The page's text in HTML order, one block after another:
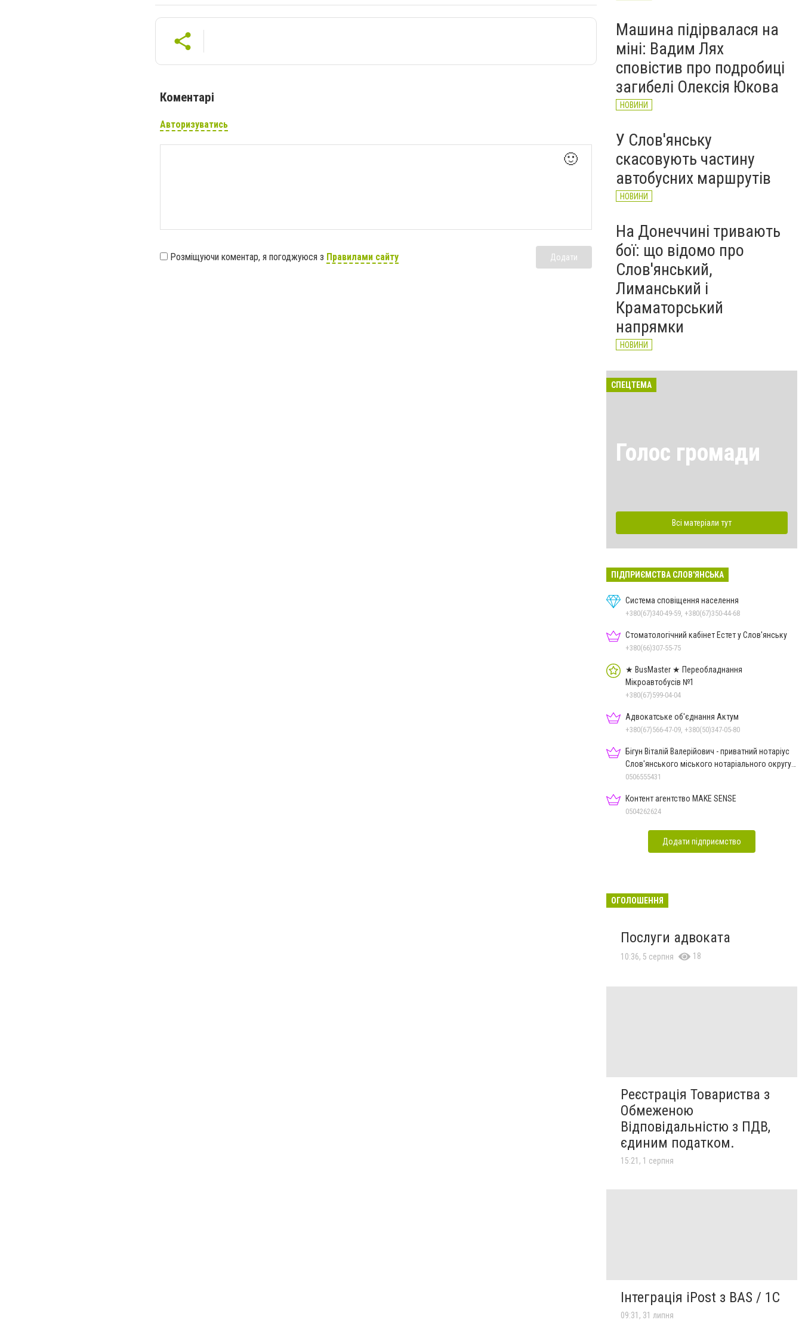
Коментарі
Авторизуватись
🙂
Розміщуючи коментар, я погоджуюся з Правилами сайту Додати
Машина підірвалася на
міні: Вадим Лях
сповістив про подробиці
загибелі Олексія Юкова
НОВИНИ
У Слов'янську
скасовують частину
автобусних маршрутів
НОВИНИ
На Донеччині тривають
бої: що відомо про
Слов'янський,
Лиманський і
Краматорський
напрямки
НОВИНИ
СПЕЦТЕМА
Голос громади
Всі матеріали тут
ПІДПРИЄМСТВА СЛОВ'ЯНСЬКА
Система сповіщення населення
+380(67)340-49-59, +380(67)350-44-68
Стоматологічний кабінет Естет у Слов'янську
+380(66)307-55-75
★ BusMaster ★ Переобладнання
Мікроавтобусів №1
+380(67)599-04-04
Адвокатське об'єднання Актум
+380(67)566-47-09, +380(50)347-05-80
Бігун Віталій Валерійович - приватний нотаріус
Слов'янського міського нотаріального округу
Дон.обл.
0506555431
Контент агентство MAKE SENSE
0504262624
Додати підприємство
ОГОЛОШЕННЯ
Послуги адвоката
10:36, 5 серпня 18
Реєстрація Товариства з
Обмеженою
Відповідальністю з ПДВ,
єдиним податком.
15:21, 1 серпня
Інтеграція iPost з BAS / 1С
09:31, 31 липня